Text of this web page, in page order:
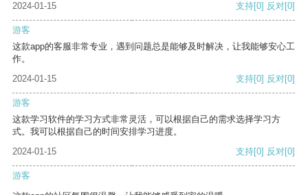
2024-01-15 支持[0] 反对[0]
游客
这款app的客服非常专业，遇到问题总是能够及时解决，让我能够安心工
作。
2024-01-15
支持[0] 反对[0]
游客
这款学习软件的学习方式非常灵活，可以根据自己的需求选择学习方
式。我可以根据自己的时间安排学习进度。
2024-01-15
支持[0] 反对[0]
游客